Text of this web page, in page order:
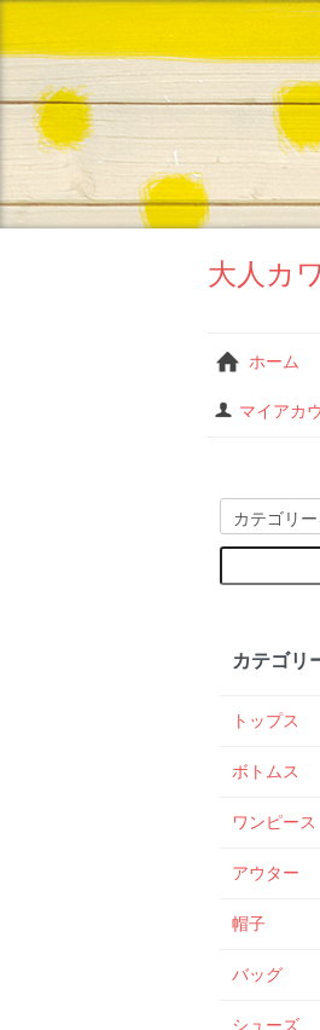
大人カ
ホーム
マイアカ
カテゴリ
トップス
ボトムス
ワンピース
アウター
帽子
バッグ
シューズ